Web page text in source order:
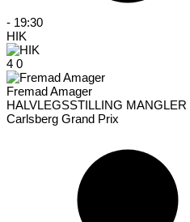
- 19:30
HIK
4 0
Fremad Amager
HALVLEGSSTILLING MANGLER
Carlsberg Grand Prix